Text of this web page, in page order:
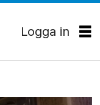
Logga in